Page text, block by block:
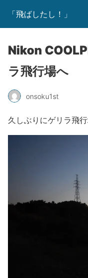
「飛ばしたし！」
Nikon
ラ飛行場へ
onsoku1st
久しぶりにゲリラ飛